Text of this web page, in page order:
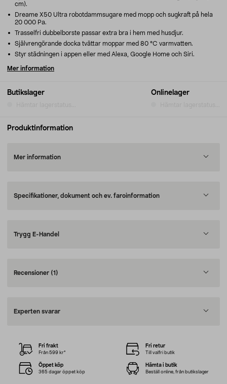
Butikslager Onlinelager
cm).
Dreame X50 Ultra robotdammsugare med mopp och sugkraft på hela
20 000 Pa.
Trasselfri dubbelborste passar extra bra i hem med husdjur.
Självrengörande docka tvättar moppar med 80 °C varmvatten.
Styr städningen i appen eller med Alexa, Google Home och Siri.
Mer information
Produktinformation
Mer information
Specifikationer, dokument och ev. faroinformation
Trygg E-Handel
Recensioner (1)
Experten svarar
Fri frakt
Från 599 kr*
Fri retur
Till valfri butik
Öppet köp
365 dagar öppet köp
Hämta i butik
Beställ online, från butikslager